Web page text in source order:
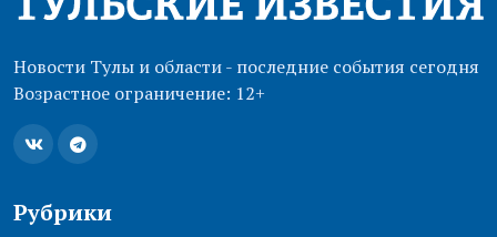
Новости Тулы и области - последние события сегодня
Возрастное ограничение: 12+
Рубрики